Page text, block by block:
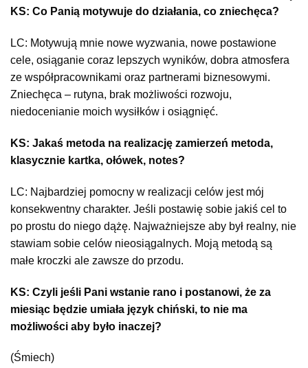
KS: Co Panią motywuje do działania, co zniechęca?
LC: Motywują mnie nowe wyzwania, nowe postawione
cele, osiąganie coraz lepszych wyników, dobra atmosfera
ze współpracownikami oraz partnerami biznesowymi.
Zniechęca – rutyna, brak możliwości rozwoju,
niedocenianie moich wysiłków i osiągnięć.
KS: Jakaś metoda na realizację zamierzeń metoda,
klasycznie kartka, ołówek, notes?
LC: Najbardziej pomocny w realizacji celów jest mój
konsekwentny charakter. Jeśli postawię sobie jakiś cel to
po prostu do niego dążę. Najważniejsze aby był realny, nie
stawiam sobie celów nieosiągalnych. Moją metodą są
małe kroczki ale zawsze do przodu.
KS: Czyli jeśli Pani wstanie rano i postanowi, że za
miesiąc będzie umiała język chiński, to nie ma
możliwości aby było inaczej?
(Śmiech)